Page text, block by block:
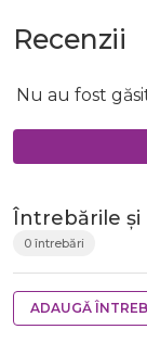
Recenzii
Nu au fost
Întrebările
0 întrebări
ADAUGĂ